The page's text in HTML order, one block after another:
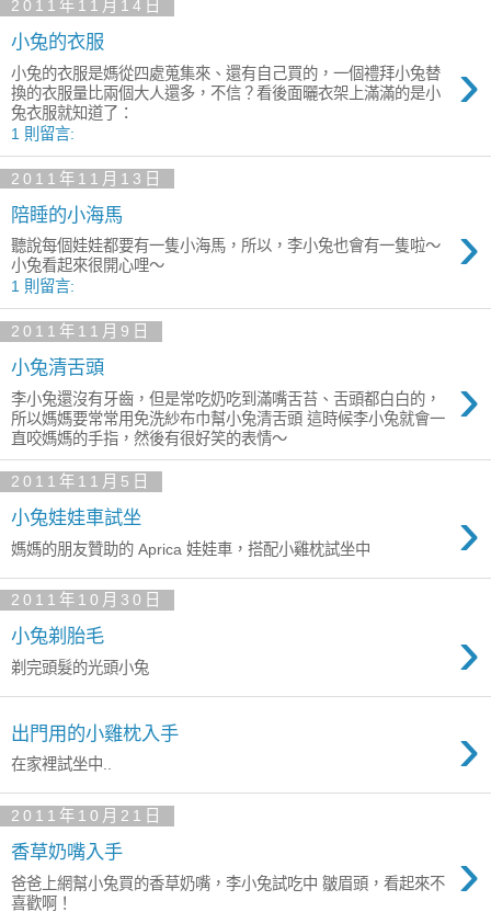
2011年11月14日
小兔的衣服
›
小兔的衣服是媽從四處蒐集來、還有自己買的，一個禮拜小兔替
換的衣服量比兩個大人還多，不信？看後面曬衣架上滿滿的是小
兔衣服就知道了：
1 則留言:
2011年11月13日
陪睡的小海馬 ›
聽說每個娃娃都要有一隻小海馬，所以，李小兔也會有一隻啦～
小兔看起來很開心哩～
1 則留言:
2011年11月9日
小兔清舌頭 ›
李小兔還沒有牙齒，但是常吃奶吃到滿嘴舌苔、舌頭都白白的，
所以媽媽要常常用免洗紗布巾幫小兔清舌頭 這時候李小兔就會一
直咬媽媽的手指，然後有很好笑的表情～
2011年11月5日
小兔娃娃車試坐 ›
媽媽的朋友贊助的 Aprica 娃娃車，搭配小雞枕試坐中
2011年10月30日
小兔剃胎毛 ›
剃完頭髮的光頭小兔
出門用的小雞枕入手 ›
在家裡試坐中..
2011年10月21日
香草奶嘴入手 ›
爸爸上網幫小兔買的香草奶嘴，李小兔試吃中 皺眉頭，看起來不
喜歡啊！